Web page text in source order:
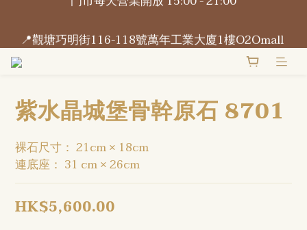
B1-B2號
📍觀塘巧明街116-118號萬年工業大廈1樓O2Omall
B1-B2號
紫水晶城堡骨幹原石 8701
裸石尺寸： 21cm × 18cm
連底座： 31 cm × 26cm
HK$5,600.00